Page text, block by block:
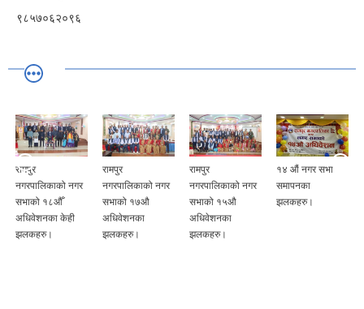
९८५७०६२०९६
रामपुर
नगरपालिकाको नगर
सभाको १८औँ
अधिवेशनका केही
झलकहरु।
रामपुर
नगरपालिकाको नगर
सभाको १७औ
अधिवेशनका
झलकहरु।
रामपुर
नगरपालिकाको नगर
सभाको १५औ
अधिवेशनका
झलकहरु।
१४ औं नगर सभा
समापनका
झलकहरु।